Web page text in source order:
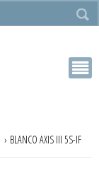
BLANCO AXIS III 5S-IF